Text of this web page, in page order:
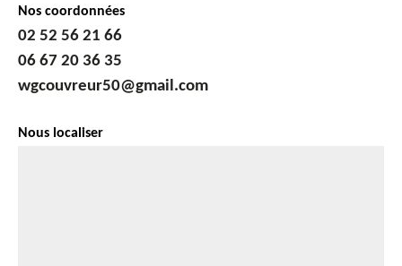
Nos coordonnées
02 52 56 21 66
06 67 20 36 35
wgcouvreur50@gmail.com
Nous localiser